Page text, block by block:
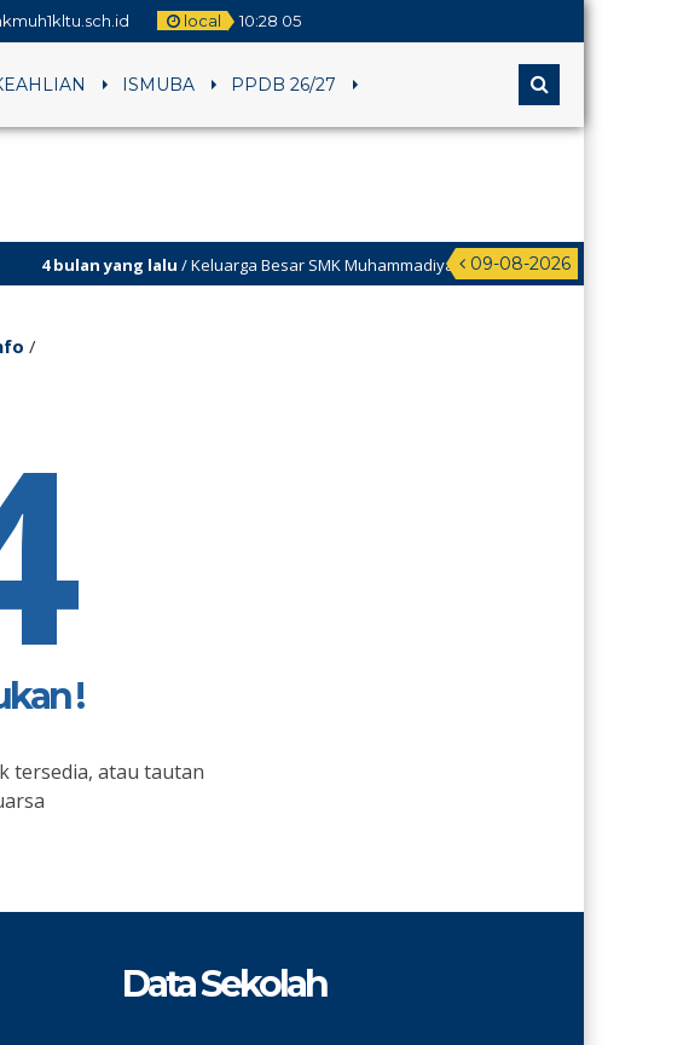
local 10:28 05
ISMUBA PPDB 26/27
09-08-2026
4 bulan yang lalu/ Keluarga Besar SMK Muhammadiyah 1 Klaten Utara mengucapkan
/
!
tersedia, atau tautan
Data Sekolah